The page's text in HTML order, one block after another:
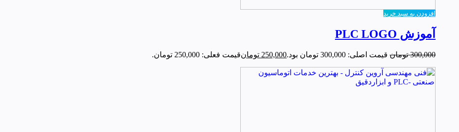
افزودن به سبد خرید
آموزش PLC LOGO
300,000 تومان قیمت اصلی: 300,000 تومان بود. 250,000 تومانقیمت فعلی: 250,000 تومان.